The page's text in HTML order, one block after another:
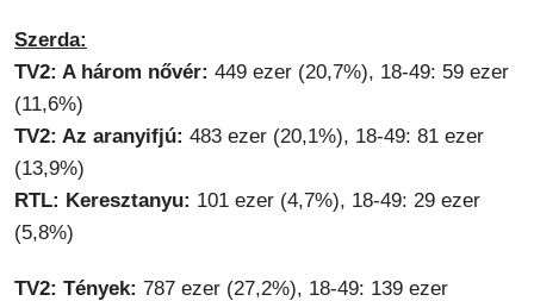
Szerda:
TV2: A három nővér: 449 ezer (20,7%), 18-49: 59 ezer
(11,6%)
TV2: Az aranyifjú: 483 ezer (20,1%), 18-49: 81 ezer
(13,9%)
RTL: Keresztanyu: 101 ezer (4,7%), 18-49: 29 ezer
(5,8%)
TV2: Tények: 787 ezer (27,2%), 18-49: 139 ezer